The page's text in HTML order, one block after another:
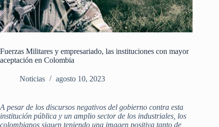
Fuerzas Militares y empresariado, las instituciones con mayor
aceptación en Colombia
Noticias agosto 10, 2023
A pesar de los discursos negativos del gobierno contra esta
institución pública y un amplio sector de los industriales, los
colombianos siguen teniendo una imagen positiva tanto de